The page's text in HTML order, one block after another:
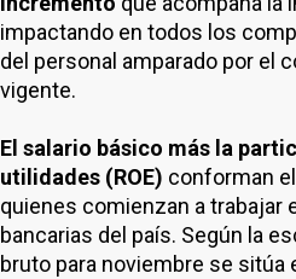
impactando en todos los
del personal amparado por el
vigente.
El salario básico más la
utilidades (ROE) conforman
quienes comienzan a trabajar
bancarias del país. Según la
bruto para noviembre se sitúa